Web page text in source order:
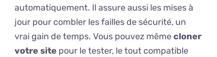
automatiquement. Il assure aussi les mises à
jour pour combler les failles de sécurité, un
vrai gain de temps. Vous pouvez mêmecloner
votre site pour le tester, le tout compatible